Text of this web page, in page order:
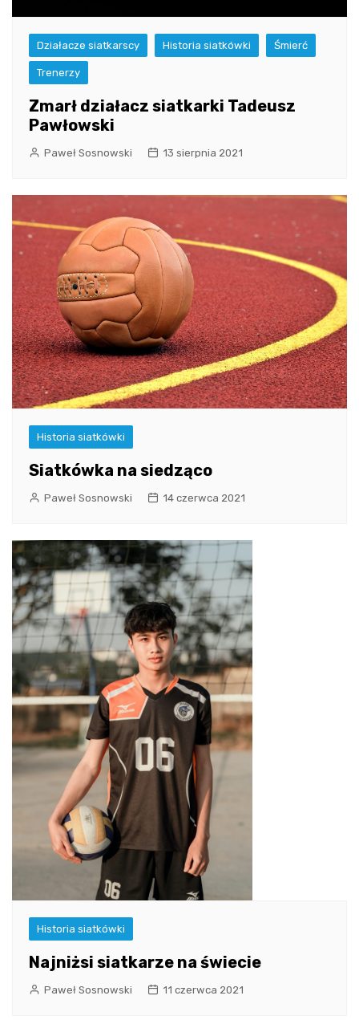
Działacze siatkarscy Historia siatkówki Śmierć
Trenerzy
Zmarł działacz siatkarki Tadeusz
Pawłowski
Paweł Sosnowski 13 sierpnia 2021
Historia siatkówki
Siatkówka na siedząco
Paweł Sosnowski 14 czerwca 2021
Historia siatkówki
Najniżsi siatkarze na świecie
Paweł Sosnowski 11 czerwca 2021